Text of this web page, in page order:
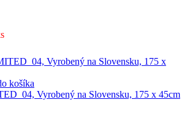
košíka
Vyrobený na Slovensku, 175 x 45cm